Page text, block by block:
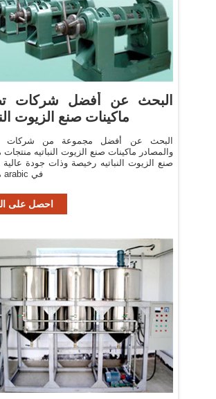
البحث عن أفضل شركات
ماكينات صنع الزيوت
البحث عن أفضل مجموعة من شركات
والمصادر ماكينات صنع الزيوت النباتيه منتجات
صنع الزيوت النباتيه رخيصة وذات جودة عالية
متحدثي arabic في
احصل على